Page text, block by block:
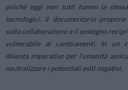
poiché oggi non tutti hanno la
tecnologici. Il documentario
sulla collaborazione e il sostegno
vulnerabile ai cambiamenti. In un
diventa imperativo per l’umanità
neutralizzare i potenziali esiti negativi.